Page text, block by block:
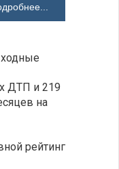
ДТП и 219
на
рейтинг